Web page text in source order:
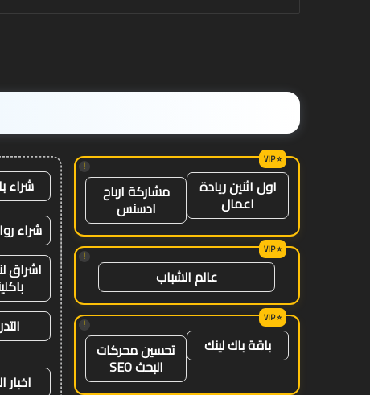
!
اول اثنين ريادة
اعمال مشاركة ارباح
ادسنس
!
عالم الشباب
!
باقة باك لينك تحسين محركات
البحث SEO
شراء
شراء
اشراق
اخبار